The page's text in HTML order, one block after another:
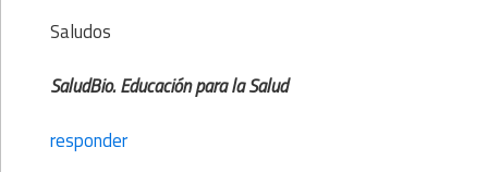
Saludos
SaludBio. Educación para la Salud
responder